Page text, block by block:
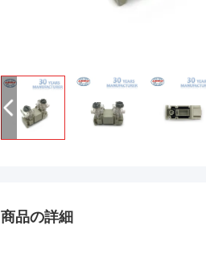
商品の詳細